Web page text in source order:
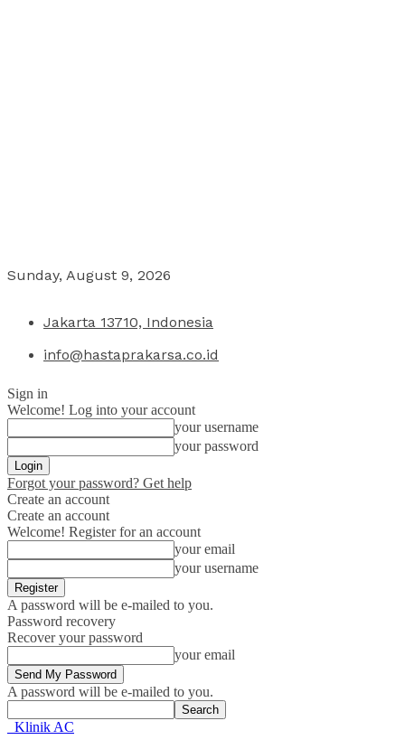
Sunday, August 9, 2026
Jakarta 13710, Indonesia
info@hastaprakarsa.co.id
Sign in
Welcome! Log into your account
your username
your password
Forgot your password? Get help
Create an account
Create an account
Welcome! Register for an account
your email
your username
A password will be e-mailed to you.
Password recovery
Recover your password
your email
A password will be e-mailed to you.
Klinik AC